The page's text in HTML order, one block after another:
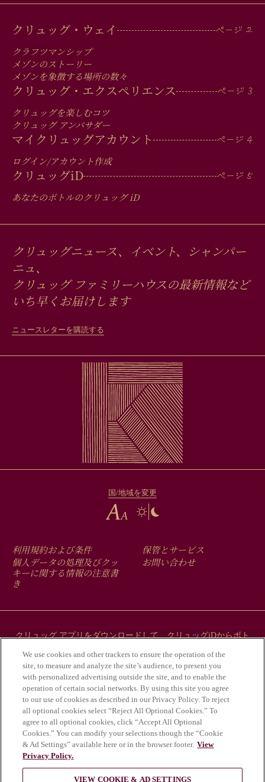
MAIN
MEN
IN
FOOTER
クリュッグ・ウェイ
クラフツマンシップ
メゾンのストーリー
メゾンを象徴する場所の数々
クリュッグ・エクスペリエンス
クリュッグを楽しむコツ
クリュッグ アンバサダー
マイクリュッグアカウント
ログイン/アカウント作成
クリュッグiD
あなたのボトルのクリュッグiD
クリュッグニュース、イベント、シャンパー
ニュ、
クリュッグ ファミリーハウスの最新情報など
いち早くお届けします
ニュースレターを購読する
国/地域を変更
FOOTER
MENU
利用規約および条件
個人データの処理及びクッ
キーに関する情報の注意書
き
保管とサービス
お問い合わせ
クリュッグ アプリをダウンロードして、クリュッグiDからボト
アルコールの乱用は健康にとって危険であ
We use cookies and other trackers to ensure the operation of the
site, to measure and analyze the site’s audience, to present you
with personalized advertising outside the site, and to enable the
operation of certain social networks. By using this site you agree
to our use of cookies as described in our Privacy Policy. To reject
all optional cookies select “Reject All Optional Cookies.” To
agree to all optional cookies, click “Accept All Optional
Cookies.” You can modify your selections though the “Cookie
& Ad Settings” available here or in the browser footer. View
Privacy Policy.
VIEW COOKIE & AD SETTINGS